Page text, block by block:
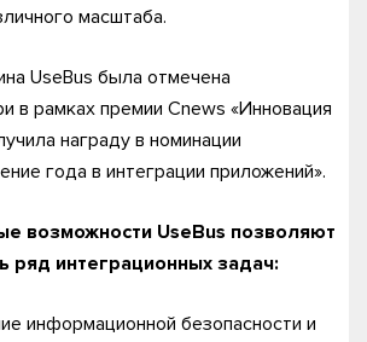
масштаба.
UseBus была отмечена
в рамках премии Cnews «Инновация
награду в номинации
года в интеграции приложений».
возможности UseBus позволяют
ряд интеграционных задач:
информационной безопасности и